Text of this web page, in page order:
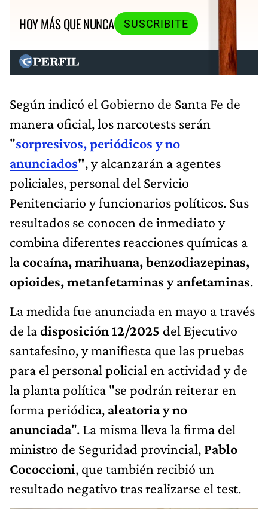
HOY MÁS QUE NUNCA
SUSCRIBITE
Según indicó el Gobierno de Santa Fe de
manera oficial, los narcotests serán
"sorpresivos, periódicos y no
anunciados", y alcanzarán a agentes
policiales, personal del Servicio
Penitenciario y funcionarios políticos. Sus
resultados se conocen de inmediato y
combina diferentes reacciones químicas a
lacocaína, marihuana, benzodiazepinas,
opioides, metanfetaminas y anfetaminas.
La medida fue anunciada en mayo a través
de ladisposición 12/2025 del Ejecutivo
santafesino, y manifiesta que las pruebas
para el personal policial en actividad y de
la planta política "se podrán reiterar en
forma periódica, aleatoria y no
anunciada". La misma lleva la firma del
ministro de Seguridad provincial, Pablo
Cococcioni, que también recibió un
resultado negativo tras realizarse el test.